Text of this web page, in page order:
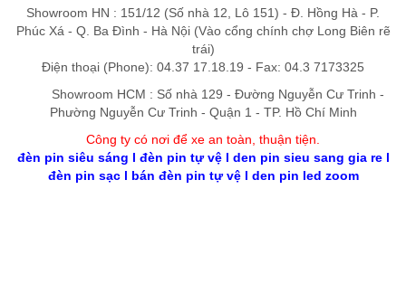
Showroom HN : 151/12 (Số nhà 12, Lô 151) - Đ. Hồng Hà - P.
Phúc Xá - Q. Ba Đình - Hà Nội (Vào cổng chính chợ Long Biên rẽ
trái)
Điện thoại (Phone): 04.37 17.18.19 - Fax: 04.3 7173325
Showroom HCM : Số nhà 129 - Đường Nguyễn Cư Trinh -
Phường Nguyễn Cư Trinh - Quận 1 - TP. Hồ Chí Minh
Công ty có nơi để xe an toàn, thuận tiện
đèn pin siêu sáng l đèn pin tự vệl den pin sieu sang gia rel
đèn pin sạcl bán đèn pin tự vệl den pin led zoom